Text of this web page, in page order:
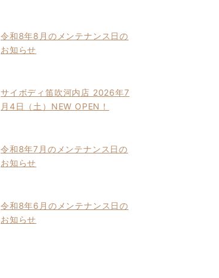
令和8年8月のメンテナンス日の
お知らせ
サイボディ笛吹河内店 2026年7
月4日（土）NEW OPEN！
令和8年7月のメンテナンス日の
お知らせ
令和8年6月のメンテナンス日の
お知らせ